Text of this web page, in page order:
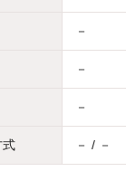
－
－
－
式 － / －